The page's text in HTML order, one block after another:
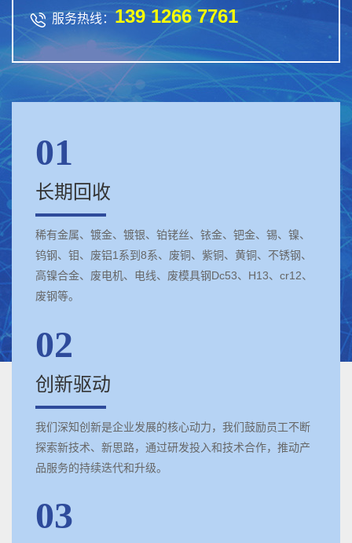
 服务热线： 139 1266 7761
01
长期回收
稀有金属、镀金、镀银、铂铑丝、铱金、钯金、锡、镍、
钨钢、钼、废铝1系到8系、废铜、紫铜、黄铜、不锈钢、
高镍合金、废电机、电线、废模具钢Dc53、H13、cr12、
废钢等。
02
创新驱动
我们深知创新是企业发展的核心动力，我们鼓励员工不断
探索新技术、新思路，通过研发投入和技术合作，推动产
品服务的持续迭代和升级。
03